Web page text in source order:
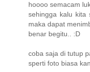
hoooo semacam
sehingga kalu
maka dapat
benar begitu.. :D
coba saja di tutup
sperti foto biasa